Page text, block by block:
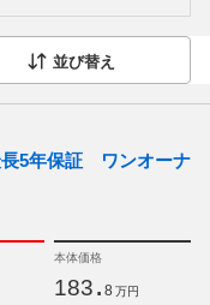
並び替え
5年保証 ワンオーナ
本体価格
183. 8 万円